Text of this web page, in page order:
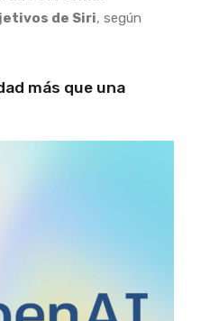
de Siri, según
más que una